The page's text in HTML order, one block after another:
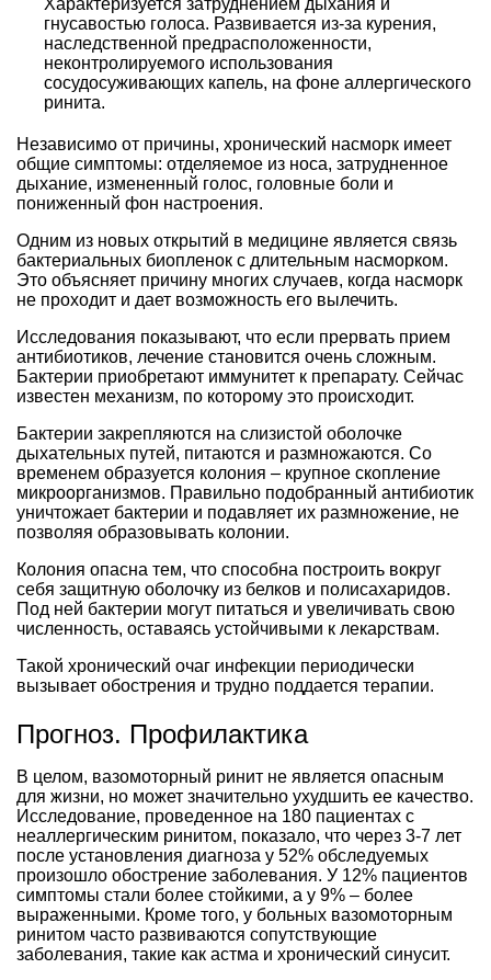
Характеризуется затруднением дыхания и
гнусавостью голоса. Развивается из-за курения,
наследственной предрасположенности,
неконтролируемого использования
сосудосуживающих капель, на фоне аллергического
ринита.
Независимо от причины, хронический насморк имеет
общие симптомы: отделяемое из носа, затрудненное
дыхание, измененный голос, головные боли и
пониженный фон настроения.
Одним из новых открытий в медицине является связь
бактериальных биопленок с длительным насморком.
Это объясняет причину многих случаев, когда насморк
не проходит и дает возможность его вылечить.
Исследования показывают, что если прервать прием
антибиотиков, лечение становится очень сложным.
Бактерии приобретают иммунитет к препарату. Сейчас
известен механизм, по которому это происходит.
Бактерии закрепляются на слизистой оболочке
дыхательных путей, питаются и размножаются. Со
временем образуется колония – крупное скопление
микроорганизмов. Правильно подобранный антибиотик
уничтожает бактерии и подавляет их размножение, не
позволяя образовывать колонии.
Колония опасна тем, что способна построить вокруг
себя защитную оболочку из белков и полисахаридов.
Под ней бактерии могут питаться и увеличивать свою
численность, оставаясь устойчивыми к лекарствам.
Такой хронический очаг инфекции периодически
вызывает обострения и трудно поддается терапии.
Прогноз. Профилактика
В целом, вазомоторный ринит не является опасным
для жизни, но может значительно ухудшить ее качество.
Исследование, проведенное на 180 пациентах с
неаллергическим ринитом, показало, что через 3-7 лет
после установления диагноза у 52% обследуемых
произошло обострение заболевания. У 12% пациентов
симптомы стали более стойкими, а у 9% – более
выраженными. Кроме того, у больных вазомоторным
ринитом часто развиваются сопутствующие
заболевания, такие как астма и хронический синусит.